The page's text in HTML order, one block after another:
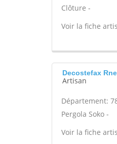
Clôture -
Voir la fiche
Decostefax
Artisan
Département:
Pergola Soko -
Voir la fiche